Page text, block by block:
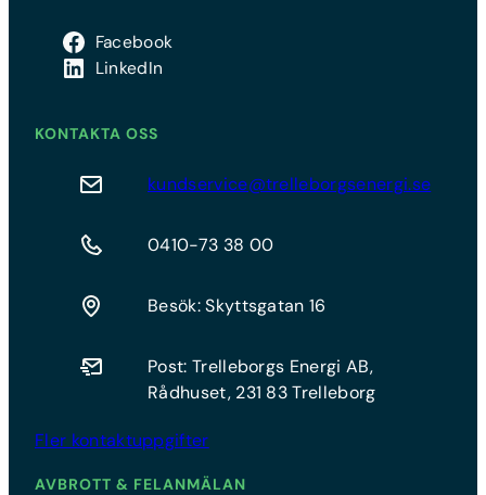
Facebook
LinkedIn
KONTAKTA OSS
kundservice@trelleborgsenergi.se
0410-73 38 00
Besök: Skyttsgatan 16
Post: Trelleborgs Energi AB,
Rådhuset, 231 83 Trelleborg
Fler kontaktuppgifter
AVBROTT & FELANMÄLAN